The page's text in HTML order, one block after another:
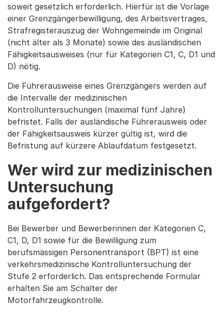
soweit gesetzlich erforderlich. Hierfür ist die Vorlage
einer Grenzgängerbewilligung, des Arbeitsvertrages,
Strafregisterauszug der Wohngemeinde im Original
(nicht älter als 3 Monate) sowie des ausländischen
Fähigkeitsausweises (nur für Kategorien C1, C, D1 und
D) nötig.
Die Führerausweise eines Grenzgängers werden auf
die Intervalle der medizinischen
Kontrolluntersuchungen (maximal fünf Jahre)
befristet. Falls der ausländische Führerausweis oder
der Fähigkeitsausweis kürzer gültig ist, wird die
Befristung auf kürzere Ablaufdatum festgesetzt.
Wer wird zur medizinischen
Untersuchung
aufgefordert?
Bei Bewerber und Bewerberinnen der Kategorien C,
C1, D, D1 sowie für die Bewilligung zum
berufsmässigen Personentransport (BPT) ist eine
verkehrsmedizinische Kontrolluntersuchung der
Stufe 2 erforderlich. Das entsprechende Formular
erhalten Sie am Schalter der
Motorfahrzeugkontrolle.